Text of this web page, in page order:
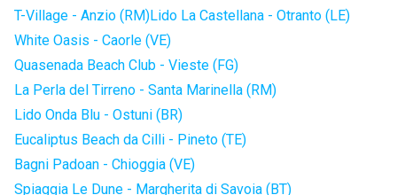
T-Village - Anzio (RM)Lido La Castellana - Otranto (LE)
White Oasis - Caorle (VE)
Quasenada Beach Club - Vieste (FG)
La Perla del Tirreno - Santa Marinella (RM)
Lido Onda Blu - Ostuni (BR)
Eucaliptus Beach da Cilli - Pineto (TE)
Bagni Padoan - Chioggia (VE)
Spiaggia Le Dune - Margherita di Savoia (BT)